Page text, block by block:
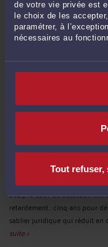
de votre vie privée est
le choix de les
paramétrer, à
nécessaires au
Tout refuser,
LE DÉLAI POUR FAIRE
L’ombre d’un délai court sur
2025, la Cour de cassation
retardement : cinq ans pour
sablier juridique qui réduit en
suite >